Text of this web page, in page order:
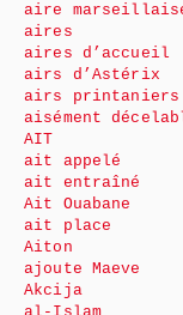
aire
aires
aires d’accueil
airs d’Astérix
airs printaniers
aisément
AIT
ait appelé
ait entraîné
Ait Ouabane
ait place
Aiton
ajoute Maeve
Akcija